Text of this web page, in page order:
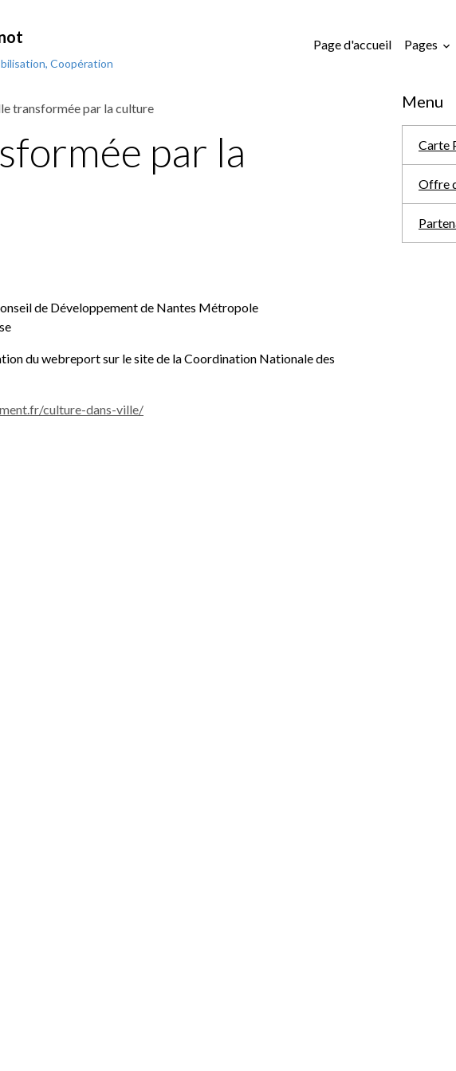
Coopération
Page d'accueil Pages
transformée par la culture
par la
de Développement de Nantes Métropole
du webreport sur le site de la Coordination Nationale des
culture-dans-ville/
Menu
Carte
Offre